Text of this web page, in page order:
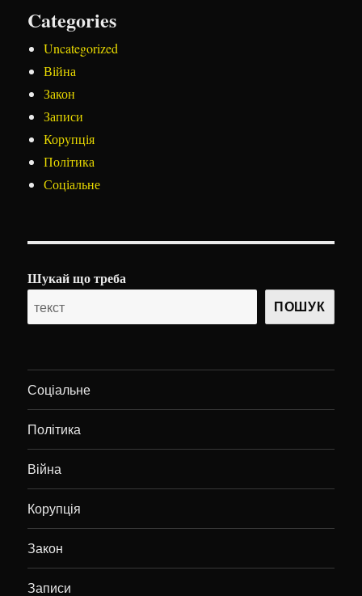
Categories
Uncategorized
Війна
Закон
Записи
Корупція
Політика
Соціальне
Шукай що треба
ПОШУК
Соціальне
Політика
Війна
Корупція
Закон
Записи